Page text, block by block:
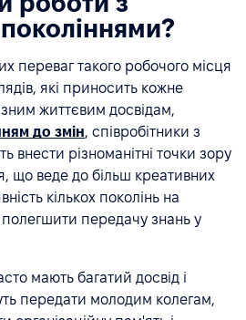
переваг такого робочого місця
які приносить кожне
життєвим досвідам,
до змін, співробітники з
внести різноманітні точки зору
що веде до більш креативних
кількох поколінь на
передачу знань у
мають багатий досвід і
передати молодим колегам,